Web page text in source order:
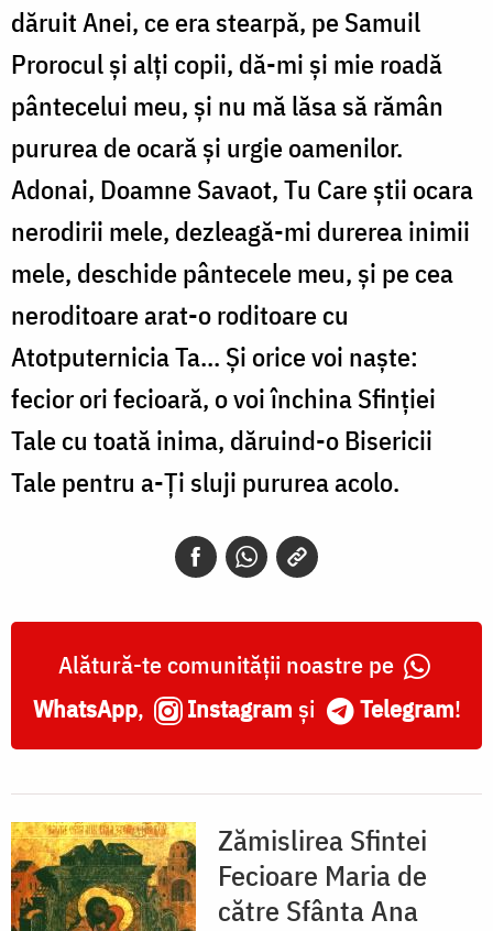
dăruit Anei, ce era stearpă, pe Samuil
Prorocul şi alţi copii, dă-mi şi mie roadă
pântecelui meu, şi nu mă lăsa să rămân
pururea de ocară şi urgie oamenilor.
Adonai, Doamne Savaot, Tu Care ştii ocara
nerodirii mele, dezleagă-mi durerea inimii
mele, deschide pântecele meu, şi pe cea
neroditoare arat-o roditoare cu
Atotputernicia Ta... Şi orice voi naşte:
fecior ori fecioară, o voi închina Sfinţiei
Tale cu toată inima, dăruind-o Bisericii
Tale pentru a-Ți sluji pururea acolo.
Alătură-te comunității noastre pe
WhatsApp, Instagram și Telegram!
Zămislirea Sfintei
Fecioare Maria de
către Sfânta Ana